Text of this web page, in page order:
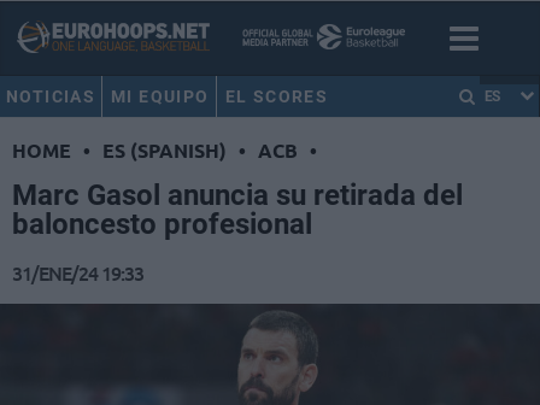
NOTICIAS MI EQUIPO EL SCORES ES
HOME • ES (SPANISH) • ACB •
Marc Gasol anuncia su retirada del
baloncesto profesional
31/ENE/24 19:33